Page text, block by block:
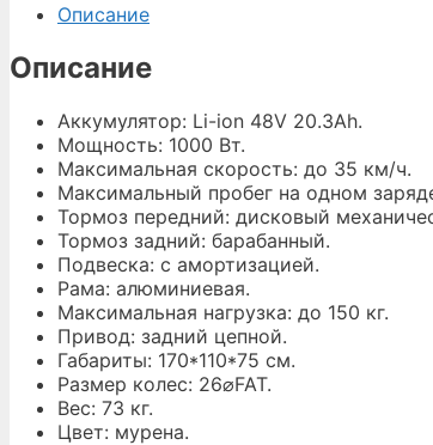
Описание
Описание
Аккумулятор: Li-ion 48V 20.3Ah.
Мощность: 1000 Вт.
Максимальная скорость: до 35 км/ч.
Максимальный пробег на одном
Тормоз передний: дисковый
Тормоз задний: барабанный.
Подвеска: с амортизацией.
Рама: алюминиевая.
Максимальная нагрузка: до 150 кг.
Привод: задний цепной.
Габариты: 170*110*75 см.
Размер колес: 26⌀FAT.
Вес: 73 кг.
Цвет: мурена.